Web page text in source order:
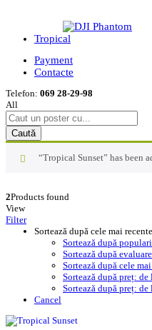
Tropical
Payment
Contacte
Telefon: 069 28-29-98
All
Caută
“Tropical Sunset” has been
2Products found
View
Filter
Sortează după cele mai recente
Sortează după
Sortează după
Sortează după cele
Sortează după preț: de
Sortează după preț: de
Cancel